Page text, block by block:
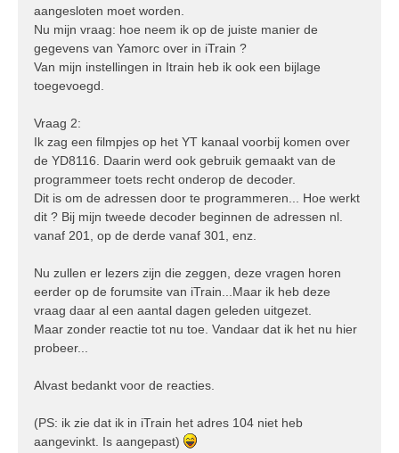
aangesloten moet worden.
Nu mijn vraag: hoe neem ik op de juiste manier de
gegevens van Yamorc over in iTrain ?
Van mijn instellingen in Itrain heb ik ook een bijlage
toegevoegd.
Vraag 2:
Ik zag een filmpjes op het YT kanaal voorbij komen over
de YD8116. Daarin werd ook gebruik gemaakt van de
programmeer toets recht onderop de decoder.
Dit is om de adressen door te programmeren... Hoe werkt
dit ? Bij mijn tweede decoder beginnen de adressen nl.
vanaf 201, op de derde vanaf 301, enz.
Nu zullen er lezers zijn die zeggen, deze vragen horen
eerder op de forumsite van iTrain...Maar ik heb deze
vraag daar al een aantal dagen geleden uitgezet.
Maar zonder reactie tot nu toe. Vandaar dat ik het nu hier
probeer...
Alvast bedankt voor de reacties.
(PS: ik zie dat ik in iTrain het adres 104 niet heb
aangevinkt. Is aangepast)